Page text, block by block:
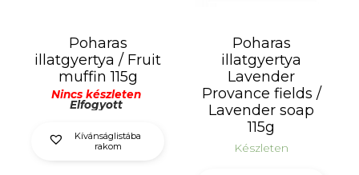
Poharas
illatgyertya / Fruit
muffin 115g
Nincs készleten
Elfogyott
Kívánságlistába
rakom
Poharas
illatgyertya
Lavender
Provance fields /
Lavender soap
115g
Készleten